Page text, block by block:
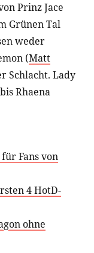
Prinz Jace
Grünen Tal
weder
(Matt
Schlacht. Lady
Rhaena
Fans von
4 HotD-
ohne